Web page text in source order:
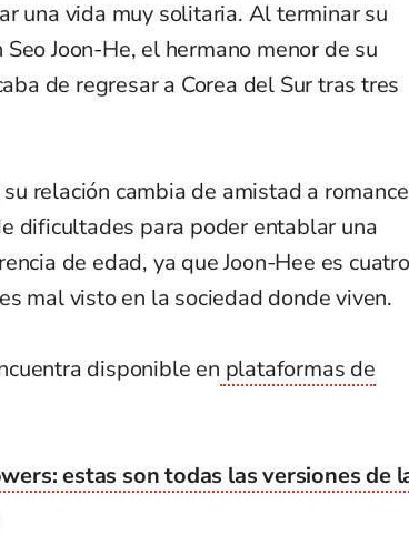
una vida muy solitaria. Al terminar su
Joon-He, el hermano menor de su
de regresar a Corea del Sur tras tres
relación cambia de amistad a
dificultades para poder entablar una
de edad, ya que Joon-Hee es cuatro
mal visto en la sociedad donde viven.
disponible en plataformas de
estas son todas las versiones de